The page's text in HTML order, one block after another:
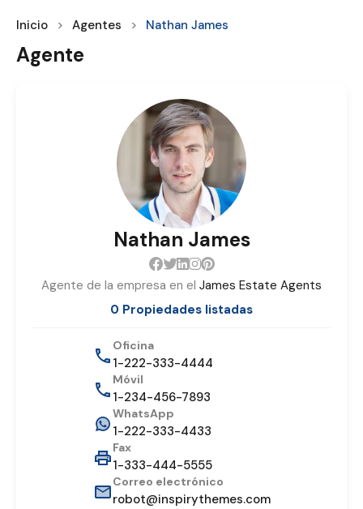
Inicio Agentes Nathan James
Agente
Nathan James
Agente de la empresa en el James Estate Agents
0 Propiedades listadas
Oficina
1-222-333-4444
Móvil
1-234-456-7893
WhatsApp
1-222-333-4433
Fax
1-333-444-5555
Correo electrónico
robot@inspirythemes.com